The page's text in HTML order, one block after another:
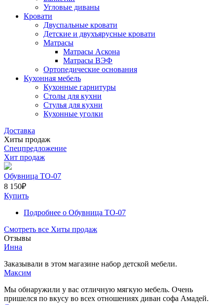
Угловые диваны
Кровати
Двуспальные кровати
Детские и двухъярусные кровати
Матрасы
Матрасы Аскона
Матрасы ВЭФ
Ортопедические основания
Кухонная мебель
Кухонные гарнитуры
Столы для кухни
Стулья для кухни
Кухонные уголки
Доставка
Хиты продаж
Спецпредложение
Хит продаж
Обувница ТО-07
8 150₽
Купить
Подробнее о Обувница ТО-07
Смотреть все Хиты продаж
Отзывы
Инна
Заказывали в этом магазине набор детской мебели.
Максим
Мы обнаружили у вас отличную мягкую мебель. Очень
пришелся по вкусу во всех отношениях диван софа Амадей.